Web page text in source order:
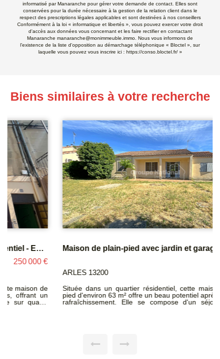
informatisé par Manaranche pour gérer votre demande de contact. Elles sont
conservées pour la durée nécessaire à la gestion de la relation client dans le
respect des prescriptions légales applicables et sont destinées à nos conseillers
Conformément à la loi « informatique et libertés », vous pouvez exercer votre droit
d'accès aux données vous concernant et les faire rectifier en contactant
Manaranche manaranche@monimmeuble.immo. Nous vous informons de
l’existence de la liste d'opposition au démarchage téléphonique « Bloctel », sur
laquelle vous pouvez vous inscrire ici : https://conso.bloctel.fr/»
Biens similaires à votre recherche
Maison de plain-pied avec jardin et garage - Trinquetaille
Située dans un quartier résidentiel, cette maison de plain-
pied d'environ 63 m² offre un beau potentiel après travaux de
rafraîchissement. Elle se compose d'un séjour lumineux
maison, idéal pour aménager différents espaces de détente